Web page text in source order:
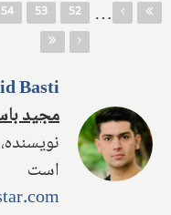
…
52
53
54
Basti
مجید
است